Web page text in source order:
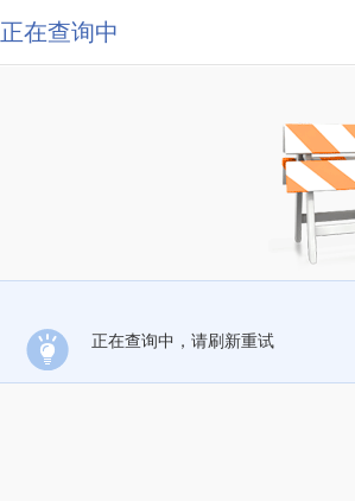
正在查询中
正在查询中，请刷新重试